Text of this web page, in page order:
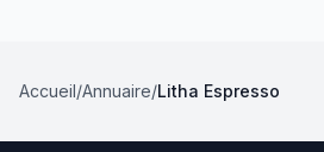
Accueil/Annuaire/Litha Espresso